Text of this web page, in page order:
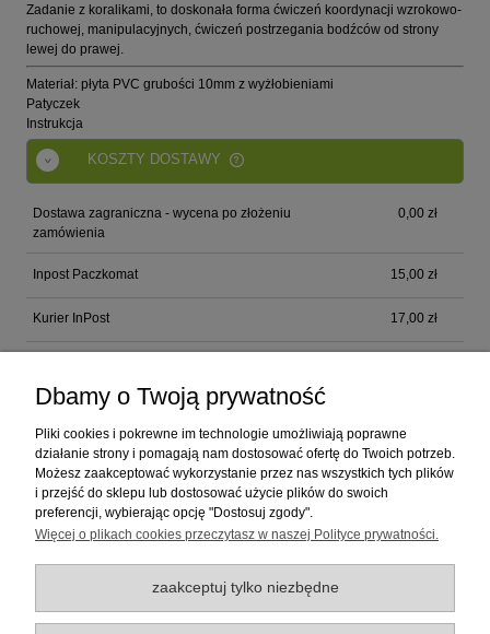
Zadanie z koralikami, to doskonała forma ćwiczeń koordynacji wzrokowo-
ruchowej, manipulacyjnych, ćwiczeń postrzegania bodźców od strony
lewej do prawej.
Materiał: płyta PVC grubości 10mm z wyżłobieniami
Patyczek
Instrukcja
KOSZTY DOSTAWY
CENA NIE ZAWIERA EWENTUALNYCH KOSZTÓW
Dostawa zagraniczna - wycena po złożeniu
zamówienia
0,00 zł
Inpost Paczkomat 15,00 zł
Kurier InPost 17,00 zł
Pomoc
Dostawa
Moje konto
Dbamy o Twoją prywatność
Pliki cookies i pokrewne im technologie umożliwiają poprawne
działanie strony i pomagają nam dostosować ofertę do Twoich potrzeb.
Możesz zaakceptować wykorzystanie przez nas wszystkich tych plików
i przejść do sklepu lub dostosować użycie plików do swoich
preferencji, wybierając opcję "Dostosuj zgody".
Więcej o plikach cookies przeczytasz w naszej Polityce prywatności.
zaakceptuj tylko niezbędne